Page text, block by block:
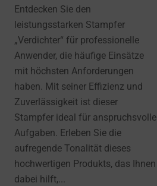
Entdecken Sie den
leistungsstarken Stampfer
„Verdichter“ für professionelle
Anwender, die häufige Einsätze
mit höchsten Anforderungen
haben. Mit seiner Effizienz und
Zuverlässigkeit ist dieser
Stampfer ideal für anspruchsvolle
Aufgaben. Erleben Sie die
aufregende Tonalität dieses
hochwertigen Produkts, das Ihnen
dabei hilft,...